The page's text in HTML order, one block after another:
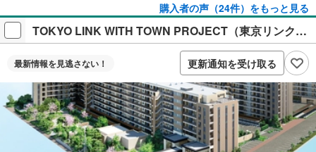
広さや価格の面で他物件よりもお得で、ローンも無理のな
い範囲で組めるのが魅力です。
購入者の声（24件）をもっと見る
TOKYO LINK WITH TOWN PROJECT（東京リンクウィズタウンプロジェクト）
最新情報を見逃さない！ 更新通知を受け取る